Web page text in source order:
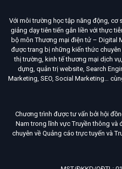
Với môi trường học tập năng động, cơ
giảng dạy tiên tiến gắn liền với thực
bộ môn Thương mại điện tử – Digital
được trang bị những kiến thức
thị trường, kinh tế thương mại dịch
dựng, quản trị website, Search
Marketing, SEO, Social Marketing…
Chương trình được tư vấn bởi hội
Nam trong lĩnh vực Truyền thông
chuyên về Quảng cáo trực tuyến và